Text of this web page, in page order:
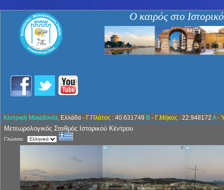
Ο καιρός στο
Κεντρική Μακεδονία, Ελλάδα - Γ.Πλάτος : 40.631749 Β - Γ.Μήκος : 22.948172 Α-
Μετεωρολογικός Σταθμός Ιστορικού Κέντρου
Γλώσσα: